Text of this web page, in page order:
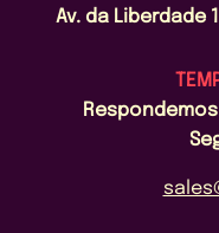
Av. da Liberdade